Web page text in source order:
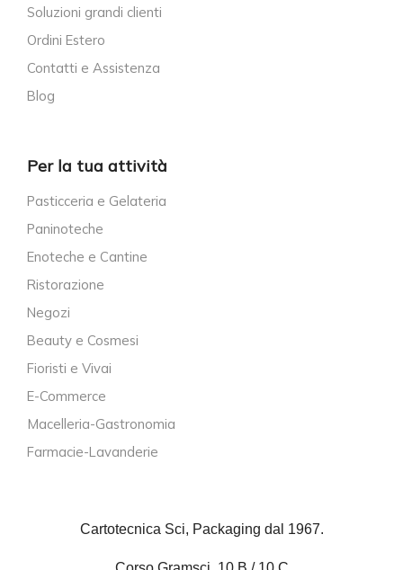
Soluzioni grandi clienti
Ordini Estero
Contatti e Assistenza
Blog
Per la tua attività
Pasticceria e Gelateria
Paninoteche
Enoteche e Cantine
Ristorazione
Negozi
Beauty e Cosmesi
Fioristi e Vivai
E-Commerce
Macelleria-Gastronomia
Farmacie-Lavanderie
Cartotecnica Sci, Packaging dal 1967.